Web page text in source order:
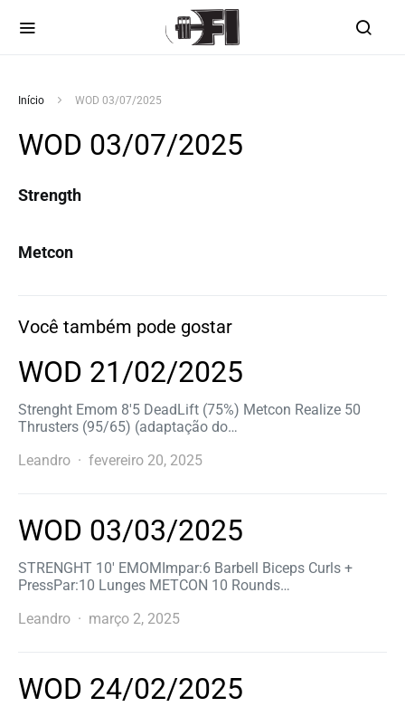
Início WOD 03/07/2025
WOD 03/07/2025
Strength
Metcon
Você também pode gostar
WOD 21/02/2025
Strenght Emom 8′5 DeadLift (75%) Metcon Realize 50
Thrusters (95/65) (adaptação do…
Leandro
fevereiro 20, 2025
WOD 03/03/2025
STRENGHT 10′ EMOMImpar:6 Barbell Biceps Curls +
PressPar:10 Lunges METCON 10 Rounds…
Leandro
março 2, 2025
WOD 24/02/2025